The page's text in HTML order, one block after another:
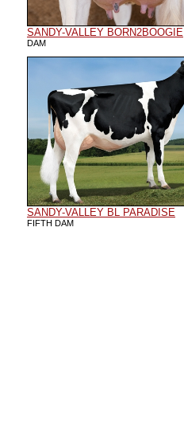
SANDY-VALLEY BORN2BOOGIE
DAM
SANDY-VALLEY BL PARADISE
FIFTH DAM